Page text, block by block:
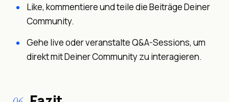
Like, kommentiere und teile die Beiträge Deiner
Community.
Gehe live oder veranstalte Q&A-Sessions, um
direkt mit Deiner Community zu interagieren.